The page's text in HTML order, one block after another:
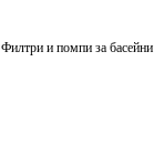
Филтри и помпи за басейни